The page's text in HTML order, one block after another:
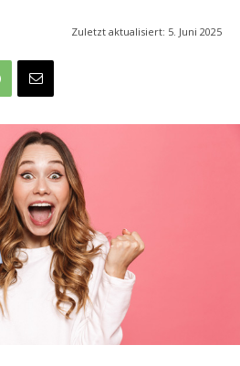
Zuletzt aktualisiert: 5. Juni 2025